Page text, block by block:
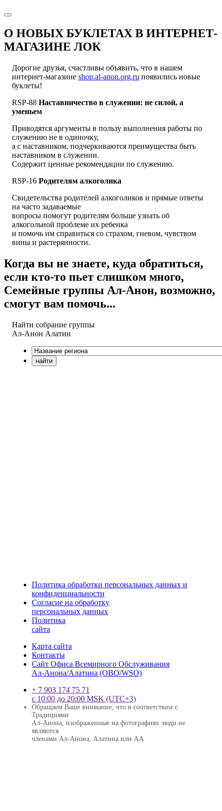
О НОВЫХ БУКЛЕТАХ В ИНТЕРНЕТ-
МАГАЗИНЕ ЛОК
Дорогие друзья, счастливы объявить, что в нашем
интернет-магазине shop.al-anon.org.ru появились новые
буклеты!
RSP-88 Наставничество в служении: не силой, а
уменьем
Приводятся аргументы в пользу выполнения работы по
служению не в одиночку,
а с наставником, подчеркиваются преимущества быть
наставником в служении.
Содержит ценные рекомендации по служению.
RSP-16 Родителям алкоголика
Свидетельства родителей алкоголиков и прямые ответы
на часто задаваемые
вопросы помогут родителям больше узнать об
алкогольной проблеме их ребенка
и помочь им справиться со страхом, гневом, чувством
вины и растерянности.
Когда вы не знаете, куда обратиться,
если кто-то пьет слишком много,
Семейные группы Ал-Анон, возможно,
смогут вам помочь...
Найти собрание группы
Ал-Анон Алатин
Политика обработки персональных данных и
конфиденциальности
Согласие на обработку
персональных данных
Политика
сайта
Карта сайта
Контакты
Сайт Офиса Всемирного Обслуживания
Ал-Анона/Алатина (ОВО/WSО)
+ 7 903 174 75 71
с 10:00 до 20:00 MSK (UTC+3)
Обращаем Ваше внимание, что в соответствии с
Традициями
Ал-Анона, изображенные на фотографиях люди не
являются
членами Ал-Анона, Алатина или АА